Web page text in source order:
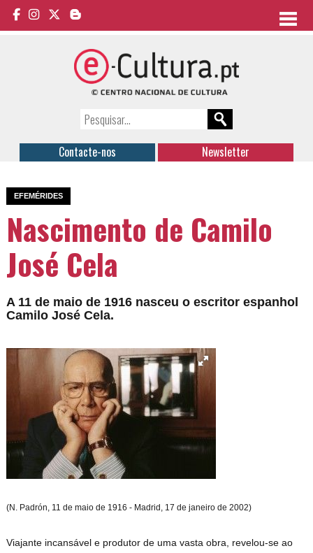
Contacte-nos Newsletter
EFEMÉRIDES
Nascimento de Camilo
José Cela
A 11 de maio de 1916 nasceu o escritor espanhol
Camilo José Cela.
(N. Padrón, 11 de maio de 1916 - Madrid, 17 de janeiro de 2002)
Viajante incansável e produtor de uma vasta obra, revelou-se ao